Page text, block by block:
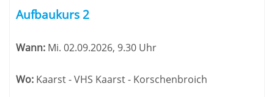
Aufbaukurs 2
Wann: Mi. 02.09.2026, 9.30 Uhr
Wo: Kaarst - VHS Kaarst - Korschenbroich